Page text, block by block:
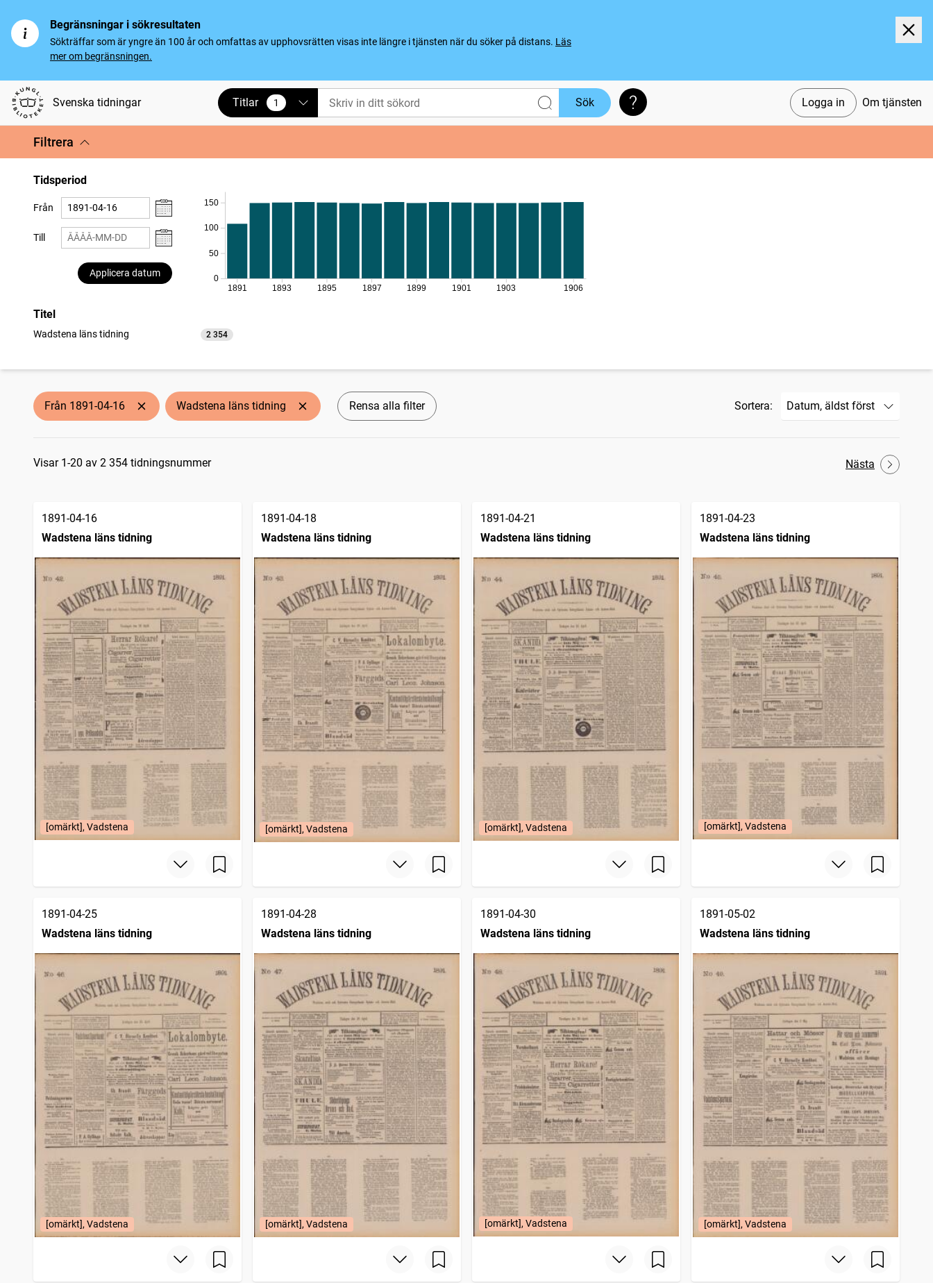
Begränsningar i sökresultaten
Sökträffar som är yngre än 100 år och omfattas av upphovsrätten visas inte längre i tjänsten när du söker på distans. Läs
mer om begränsningen.
Svenska tidningar Logga in Om tjänsten
Titlar 1
vald Sök Söktips
Filtrera
Tidsperiod
Från
Till
Applicera datum
0
50
100
150
1891 1893 1895 1897 1899 1901 1903 1906
Titel
Wadstena läns tidning 2 354
träffar
Från 1891-04-16 Wadstena läns tidning Rensa alla filter Sortera:
Sökresultat
Visar 1-20 av 2 354 tidningsnummer Nästa
1891-04-16
Wadstena läns tidning
[omärkt], Vadstena
1891-04-18
Wadstena läns tidning
[omärkt], Vadstena
1891-04-21
Wadstena läns tidning
[omärkt], Vadstena
1891-04-23
Wadstena läns tidning
[omärkt], Vadstena
1891-04-25
Wadstena läns tidning
[omärkt], Vadstena
1891-04-28
Wadstena läns tidning
[omärkt], Vadstena
1891-04-30
Wadstena läns tidning
[omärkt], Vadstena
1891-05-02
Wadstena läns tidning
[omärkt], Vadstena